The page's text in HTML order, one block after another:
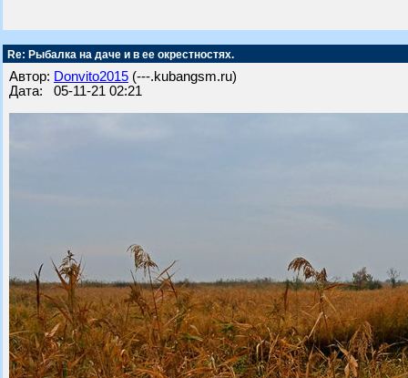
Re: Рыбалка на даче и в ее окрестностях.
Автор: Donvito2015 (---.kubangsm.ru)
Дата: 05-11-21 02:21